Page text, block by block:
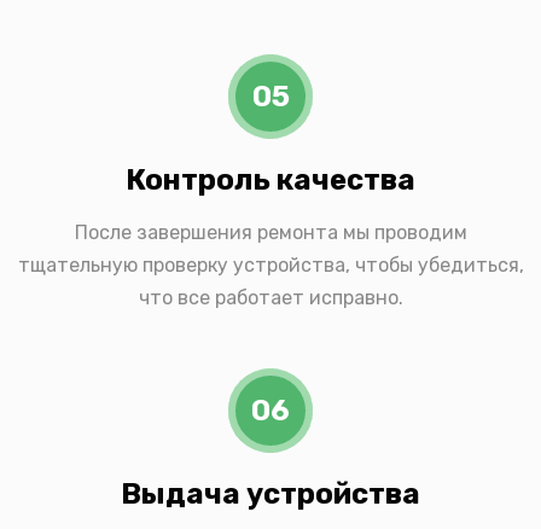
05
Контроль качества
После завершения ремонта мы проводим
тщательную проверку устройства, чтобы убедиться,
что все работает исправно.
06
Выдача устройства